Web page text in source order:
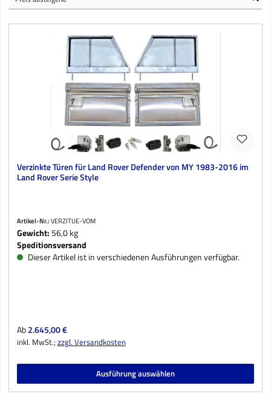
Verzinkte Türen für Land Rover Defender von MY 1983-2016 im
Land Rover Serie Style
Artikel-Nr.:VERZITUE-VOM
Gewicht: 56,0 kg
Speditionsversand
Dieser Artikel ist in verschiedenen Ausführungen verfügbar.
Regulärer Preis:
Ab2.645,00 €
inkl. MwSt.;zzgl. Versandkosten
Ausführung auswählen